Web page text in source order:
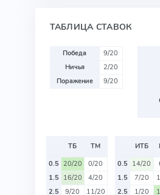
ТАБЛИЦА СТАВОК
Победа
9/20
Ничья
2/20
Поражение
9/20
ТБ
ТМ
0.5 20/20
0/20
1.5 16/20
4/20
2.5
9/20
11/20
ИТБ
0.5 14/20
1.5
7/20
2.5
1/20